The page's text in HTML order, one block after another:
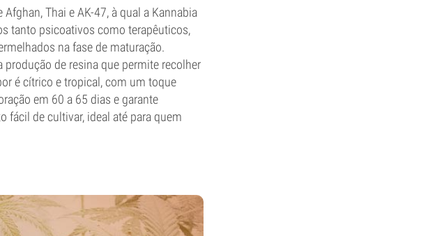
Thai e AK-47, à qual a Kannabia
tanto psicoativos como terapêuticos,
na fase de maturação.
de resina que permite recolher
é cítrico e tropical, com um toque
em 60 a 65 dias e garante
fácil de cultivar, ideal até para quem